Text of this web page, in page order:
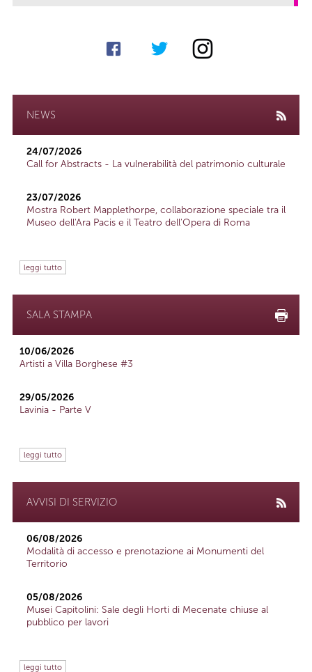
NEWS
24/07/2026
Call for Abstracts - La vulnerabilità del patrimonio culturale
23/07/2026
Mostra Robert Mapplethorpe, collaborazione speciale tra il
Museo dell'Ara Pacis e il Teatro dell'Opera di Roma
leggi tutto
SALA STAMPA
10/06/2026
Artisti a Villa Borghese #3
29/05/2026
Lavinia - Parte V
leggi tutto
AVVISI DI SERVIZIO
06/08/2026
Modalità di accesso e prenotazione ai Monumenti del
Territorio
05/08/2026
Musei Capitolini: Sale degli Horti di Mecenate chiuse al
pubblico per lavori
leggi tutto